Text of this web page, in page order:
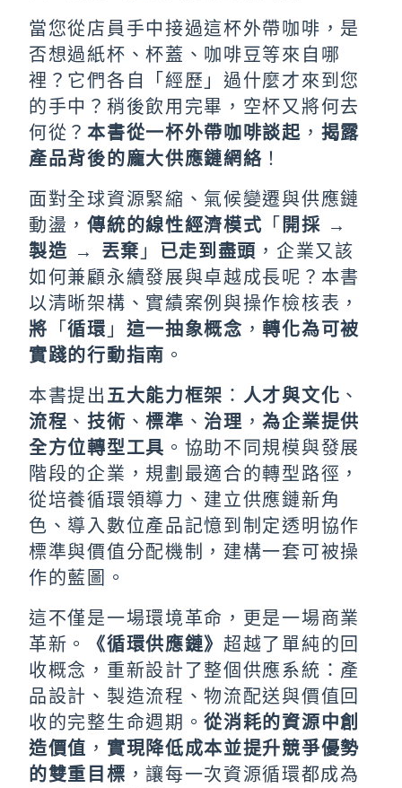
當您從店員手中接過這杯外帶咖啡，是
否想過紙杯、杯蓋、咖啡豆等來自哪
裡？它們各自「經歷」過什麼才來到您
的手中 ？稍後飲用完畢，空杯又將何去
何從？本書從一杯外帶咖啡談起 ， 揭露
產品背後的龐大供應鏈網絡 ！
面對全球資源緊縮、氣候變遷與供應鏈
動盪，傳統的線性經濟模式 「 開採 →
製造 → 丟棄 」 已走到盡頭 ， 企業又該
如何兼顧永續發展與卓越成長呢？ 本書
以清晰架構、實績案例與操作檢核表，
將 「循環 」 這一抽象概念 ，轉化為可被
實踐的行動指南 。
本書提出 五大能力框架 ： 人才與文化 、
流程 、技術 、標準 、 治理 ，為企業提供
全方位轉型工具 。協助不同規模與發展
階段的企業，規劃最適合的轉型路徑，
從培養循環領導力、建立供應鏈新角
色、導入數位產品記憶到制定透明協作
標準與價值分配機制，建構一套可被操
作的藍圖。
這不僅是一場環境革命，更是一場商業
革新。
《循環供應鏈》 超越了單純的回
收概念，重新設計了整個供應系統：產
品設計、製造流程、物流配送與價值回
收的完整生命週期。從消耗的資源中創
造價值 ， 實現降低成本並提升競爭優勢
的雙重目標 ，讓每一次資源循環都成為